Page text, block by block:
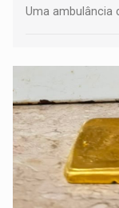
Uma ambulância